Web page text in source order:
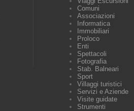
Comuni
Associazioni
Informatica
Immobiliari
Proloco
Enti
Spettacoli
Fotografia
Stab. Balneari
Sport
Villaggi turistici
Servizi e Aziende
Visite guidate
Strumenti